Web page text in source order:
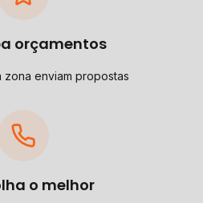
orçamentos
zona enviam propostas
o melhor